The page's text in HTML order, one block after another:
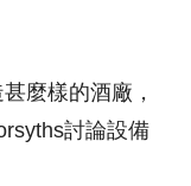
麼樣的酒廠，
討論設備